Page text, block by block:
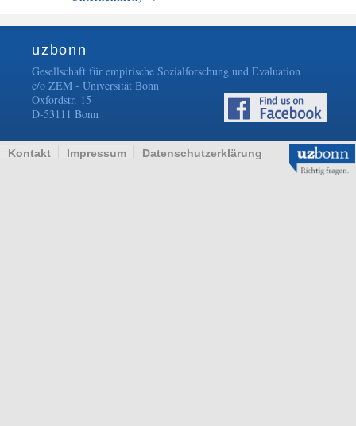
uzbonn
Gesellschaft für empirische Sozialforschung und Evaluation
c/o ZEM - Universität Bonn
Oxfordstr. 15
D-53111 Bonn
Kontakt Impressum Datenschutzerklärung